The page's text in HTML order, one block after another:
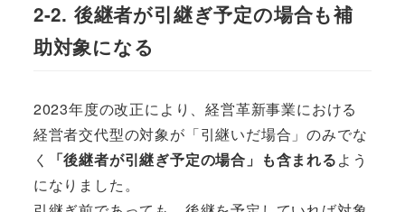
2-2. 後継者が引継ぎ予定の場合も補
助対象になる
2023年度の改正により、経営革新事業における
経営者交代型の対象が「引継いだ場合」のみでな
く
「後継者が引継ぎ予定の場合」も含まれるよう
になりました。